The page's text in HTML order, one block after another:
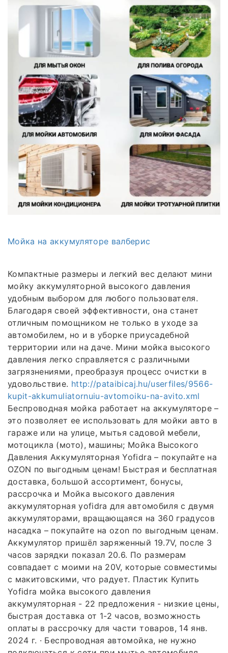
Мойка на аккумуляторе валберис
Компактные размеры и легкий вес делают мини
мойку аккумуляторной высокого давления
удобным выбором для любого пользователя.
Благодаря своей эффективности, она станет
отличным помощником не только в уходе за
автомобилем, но и в уборке приусадебной
территории или на даче. Мини мойка высокого
давления легко справляется с различными
загрязнениями, преобразуя процесс очистки в
удовольствие. http://pataibicaj.hu/userfiles/9566-
kupit-akkumuliatornuiu-avtomoiku-na-avito.xml
Беспроводная мойка работает на аккумуляторе –
это позволяет ее использовать для мойки авто в
гараже или на улице, мытья садовой мебели,
мотоцикла (мото), машины; Мойка Высокого
Давления Аккумуляторная Yofidra – покупайте на
OZON по выгодным ценам! Быстрая и бесплатная
доставка, большой ассортимент, бонусы,
рассрочка и Мойка высокого давления
аккумуляторная yofidra для автомобиля с двумя
аккумуляторами, вращающаяся на 360 градусов
насадка – покупайте на ozon по выгодным ценам.
Аккумулятор пришёл заряженный 19.7V, после 3
часов зарядки показал 20.6. По размерам
совпадает с моими на 20V, которые совместимы
с макитовскими, что радует. Пластик Купить
Yofidra мойка высокого давления
аккумуляторная - 22 предложения - низкие цены,
быстрая доставка от 1-2 часов, возможность
оплаты в рассрочку для части товаров, 14 янв.
2024 г. · Беспроводная автомойка, не нужно